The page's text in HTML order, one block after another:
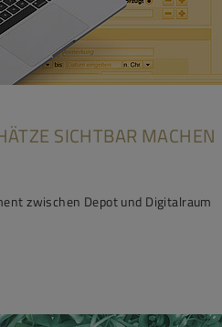
SICHTBAR MACHEN
zwischen Depot und Digitalraum